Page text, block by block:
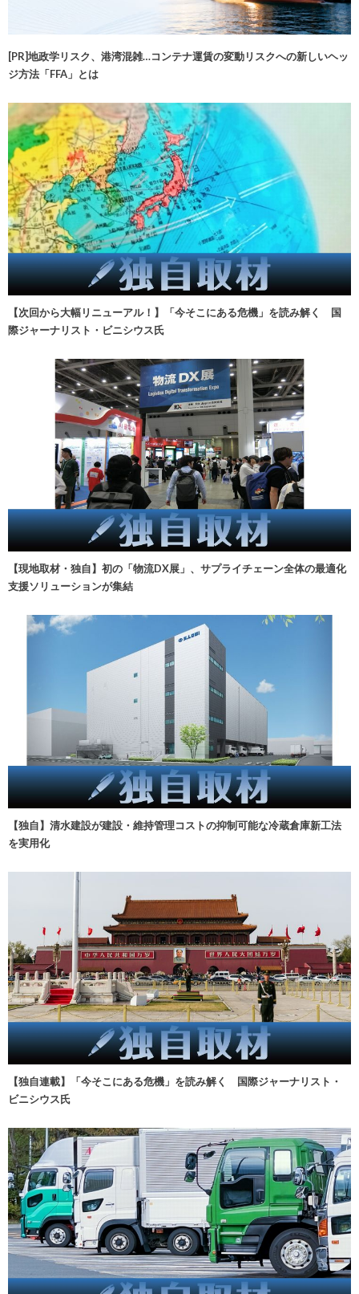
[PR]地政学リスク、港湾混雑…コンテナ運賃の変動リスクへの新しいヘッ
ジ方法「FFA」とは
【次回から大幅リニューアル！】「今そこにある危機」を読み解く 国
際ジャーナリスト・ビニシウス氏
【現地取材・独自】初の「物流DX展」、サプライチェーン全体の最適化
支援ソリューションが集結
【独自】清水建設が建設・維持管理コストの抑制可能な冷蔵倉庫新工法
を実用化
【独自連載】「今そこにある危機」を読み解く 国際ジャーナリスト・
ビニシウス氏